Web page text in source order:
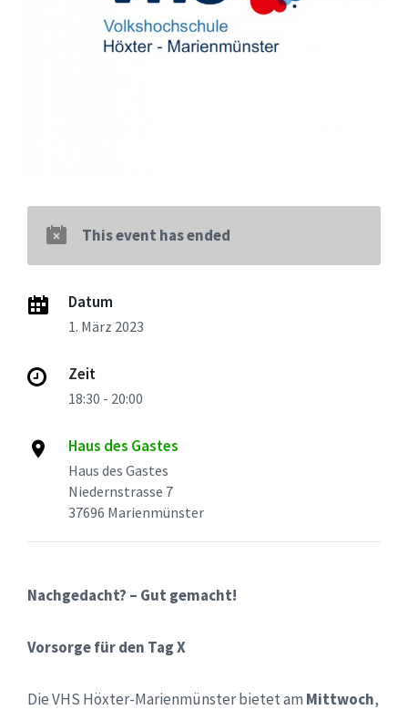
This event has ended
Datum
1. März 2023
Zeit
18:30 - 20:00
Haus des Gastes
Haus des Gastes
Niedernstrasse 7
37696 Marienmünster
Nachgedacht? – Gut gemacht!
Vorsorge für den Tag X
Die VHS Höxter-Marienmünster bietet am Mittwoch,